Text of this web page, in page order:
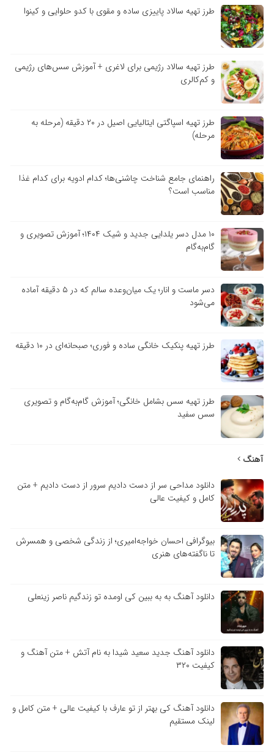
طرز تهیه سالاد پاییزی ساده و مقوی با کدو حلوایی و کینوا
طرز تهیه سالاد رژیمی برای لاغری + آموزش سس‌های رژیمی
و کم‌کالری
طرز تهیه اسپاگتی ایتالیایی اصیل در ۲۰ دقیقه (مرحله به
مرحله)
راهنمای جامع شناخت چاشنی‌ها؛ کدام ادویه برای کدام غذا
مناسب است؟
۱۰ مدل دسر یلدایی جدید و شیک ۱۴۰۴؛ آموزش تصویری و
گام‌به‌گام
دسر ماست و انار؛ یک میان‌وعده سالم که در ۵ دقیقه آماده
می‌شود
طرز تهیه پنکیک خانگی ساده و فوری؛ صبحانه‌ای در ۱۰ دقیقه
طرز تهیه سس بشامل خانگی؛ آموزش گام‌به‌گام و تصویری
سس سفید
آهنگ
دانلود مداحی سر از دست دادیم سرور از دست دادیم + متن
کامل و کیفیت عالی
بیوگرافی احسان خواجه‌امیری؛ از زندگی شخصی و همسرش
تا ناگفته‌های هنری
دانلود آهنگ به به ببین کی اومده تو زندگیم ناصر زینعلی
دانلود آهنگ جدید سعید شیدا به نام آتش + متن آهنگ و
کیفیت ۳۲۰
دانلود آهنگ کی بهتر از تو عارف با کیفیت عالی + متن کامل و
لینک مستقیم